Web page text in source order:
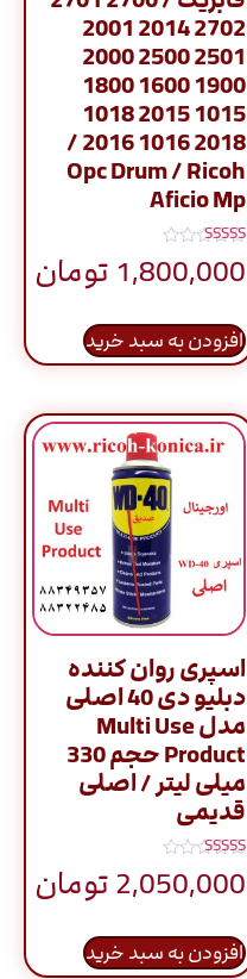
2702 2014 2001
2501 2500 2000
1900 1600 1800
1015 2015 1018
2018 1016 2016 /
Opc Drum / Ricoh
Aficio Mp
نمره
5.00
از 5
1,800,000 تومان
افزودن به سبد خرید
اسپری روان کننده
دبلیو دی 40 اصلی
مدل Multi Use
Product حجم 330
میلی لیتر / اصلی
قدیمی
نمره
5.00
از 5
2,050,000تومان
افزودن به سبد خرید